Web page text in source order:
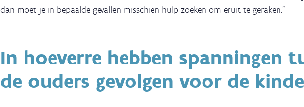
dan moet je in bepaalde gevallen misschien hulp zoeken om eruit te geraken."
In hoeverre hebben spanningen
de ouders gevolgen voor de